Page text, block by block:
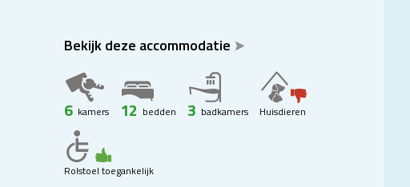
Bekijk deze accommodatie
6 kamers 12 bedden 3 badkamers Huisdieren
Rolstoel toegankelijk